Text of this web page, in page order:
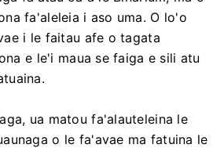
fa'aleleia i aso uma. O lo'o
i le faitau afe o tagata
e le'i maua se faiga e sili atu
ua matou fa'alauteleina le
o le fa'avae ma fatuina le